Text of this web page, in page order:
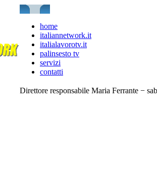
home
italiannetwork.it
italialavorotv.it
palinsesto tv
servizi
contatti
Direttore responsabile Maria Ferrante −